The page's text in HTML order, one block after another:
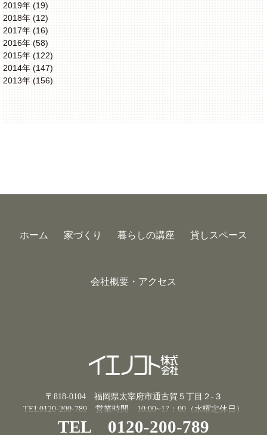
2019年 (19)
2018年 (12)
2017年 (16)
2016年 (58)
2015年 (122)
2014年 (147)
2013年 (156)
ホーム 家づくり 暮らしの講座 貸しスペース
会社概要・アクセス
〒818-0104 福岡県太宰府市通古賀５丁目２-３
TEL0120-200-789営業時間 10:00~17：00（水曜定休日）
TEL 0120-200-789